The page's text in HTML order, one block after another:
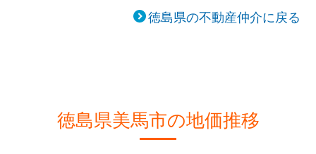
徳島県の不動産仲介に戻る
徳島県美馬市の地価推移